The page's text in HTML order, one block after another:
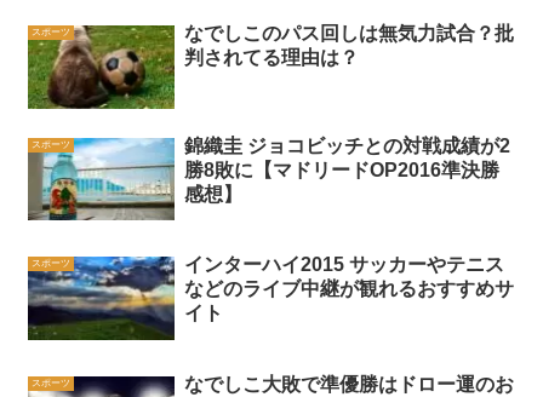
スポーツ
なでしこのパス回しは無気力試合？批
判されてる理由は？
スポーツ
錦織圭 ジョコビッチとの対戦成績が2
勝8敗に【マドリードOP2016準決勝
感想】
スポーツ
インターハイ2015 サッカーやテニス
などのライブ中継が観れるおすすめサ
イト
スポーツ
なでしこ大敗で準優勝はドロー運のお